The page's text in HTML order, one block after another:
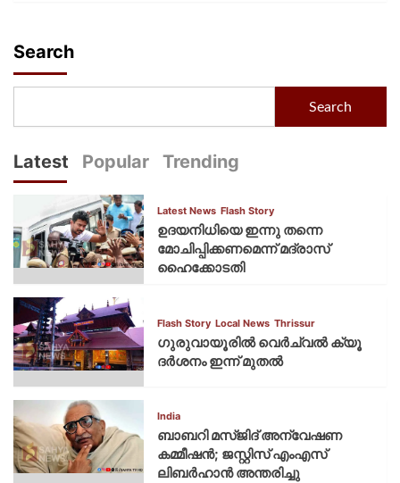
Search
Search
Latest Popular Trending
Latest News Flash Story
ഉദയനിധിയെ ഇന്നു തന്നെ
മോചിപ്പിക്കണമെന്ന് മദ്രാസ്
ഹൈക്കോടതി
Flash Story Local News Thrissur
ഗുരുവായൂരില്‍ വെര്‍ച്വല്‍ ക്യൂ
ദര്‍ശനം ഇന്ന് മുതല്‍
India
ബാബറി മസ്ജിദ് അന്വേഷണ
കമ്മീഷന്‍; ജസ്റ്റിസ് എംഎസ്
ലിബര്‍ഹാന്‍ അന്തരിച്ചു